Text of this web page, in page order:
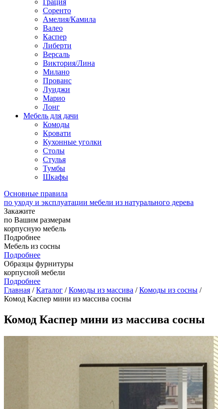
Грация
Соренто
Амелия/Камила
Валео
Каспер
Либерти
Версаль
Виктория/Лина
Милано
Прованс
Луиджи
Марио
Лонг
Мебель для дачи
Комоды
Кровати
Кухонные уголки
Столы
Стулья
Тумбы
Шкафы
Основные правила
по уходу и эксплуатации мебели из натурального дерева
Закажите
по Вашим размерам
корпусную мебель
Подробнее
Мебель из сосны
Подробнее
Образцы фурнитуры
корпусной мебели
Подробнее
Главная /Каталог /Комоды из массива /Комоды из сосны /
Комод Каспер мини из массива сосны
Комод Каспер мини из массива сосны